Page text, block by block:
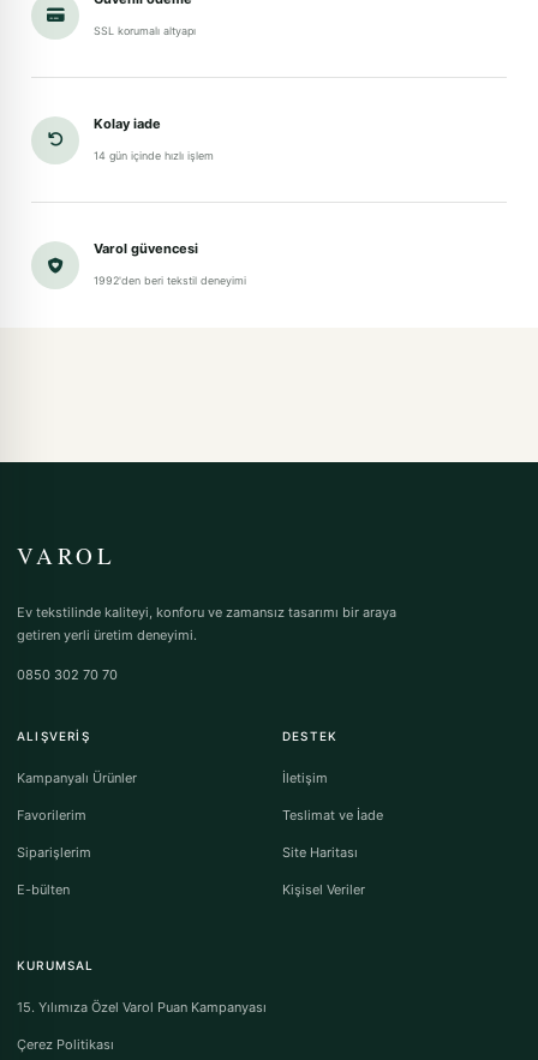
SSL korumalı altyapı
Kolay iade
14 gün içinde hızlı işlem
Varol güvencesi
1992'den beri tekstil deneyimi
VAROL
Ev tekstilinde kaliteyi, konforu ve zamansız tasarımı bir araya
getiren yerli üretim deneyimi.
0850 302 70 70
ALIŞVERIŞ
Kampanyalı Ürünler
Favorilerim
Siparişlerim
E-bülten
DESTEK
İletişim
Teslimat ve İade
Site Haritası
Kişisel Veriler
KURUMSAL
15. Yılımıza Özel Varol Puan Kampanyası
Çerez Politikası